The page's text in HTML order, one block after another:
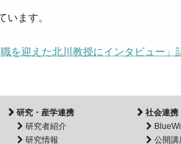
います。
を迎えた北川教授にインタビュー」
研究・産学連携
研究者紹介
研究情報
社会連携
公開講